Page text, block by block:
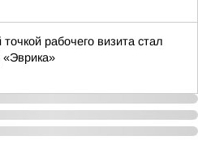
рабочего визита стал
«Эврика»